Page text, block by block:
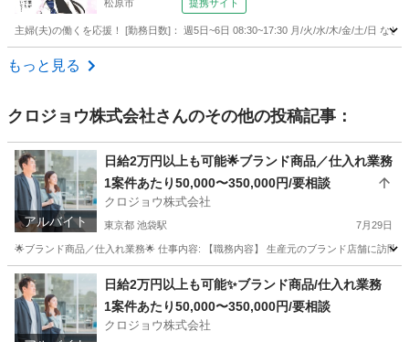
松原市 提携サイト
主婦(夫)の働くを応援！ [勤務日数]： 週5日~6日 08:30~17:30 月/火/水/木/金/土/日 な
大阪 松原市
もっと見る
クロジョウ株式会社さんのその他の投稿記事：
アルバイト
日給2万円以上も可能🌟ブランド商品／仕入れ業務
1案件あたり50,000〜350,000円/要相談
クロジョウ株式会社
東京都 池袋駅 7月29日
🌟ブランド商品／仕入れ業務🌟 仕事内容: 【職務内容】 生産元のブランド店舗に訪
東京 豊島区 池袋駅 その他 仕入れ
日給2万円以上も可能✨ブランド商品/仕入れ業務
1案件あたり50,000〜350,000円/要相談
クロジョウ株式会社